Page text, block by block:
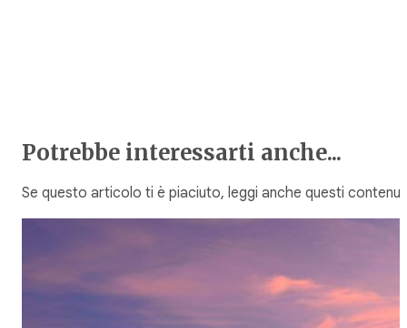
Potrebbe interessarti anche...
Se questo articolo ti è piaciuto, leggi anche questi